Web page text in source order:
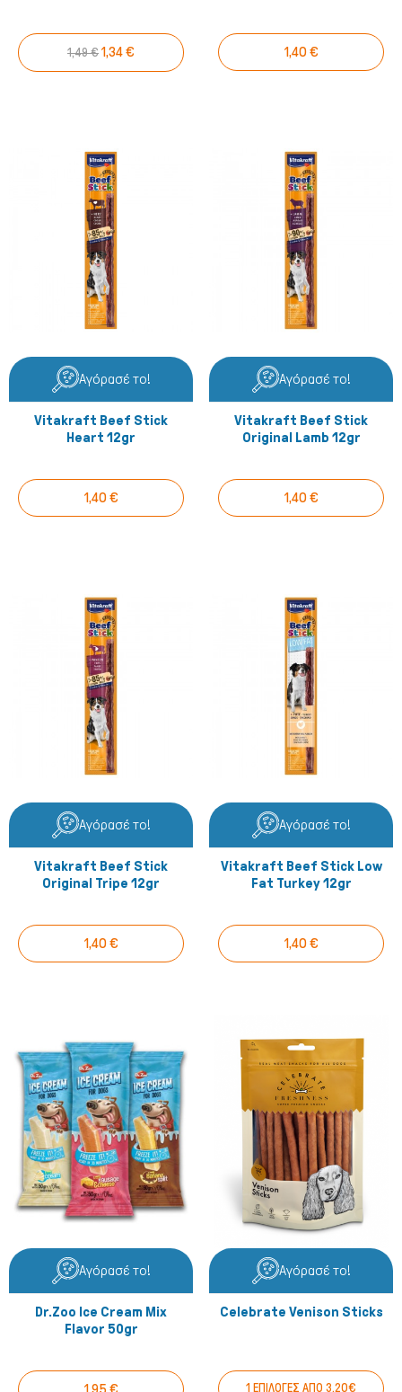
Γάτα
1,49 € 1,34 € 1,40 €
Αγόρασέ το!
Vitakraft Beef Stick
Heart 12gr
1,40 €
Αγόρασέ το!
Vitakraft Beef Stick
Original Lamb 12gr
1,40 €
Αγόρασέ το!
Vitakraft Beef Stick
Original Tripe 12gr
1,40 €
Αγόρασέ το!
Vitakraft Beef Stick Low
Fat Turkey 12gr
1,40 €
Αγόρασέ το!
Dr.Zoo Ice Cream Mix
Flavor 50gr
1,95 €
Αγόρασέ το!
Celebrate Venison Sticks
1 ΕΠΙΛΟΓΕΣ ΑΠΟ 3.20€